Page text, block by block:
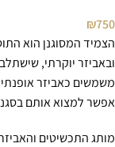
₪750
הצמיד המסוגנן הוא
ובאביזר יוקרתי,
משמשים כאביזר
אפשר למצוא אותם
מותג התכשיטים